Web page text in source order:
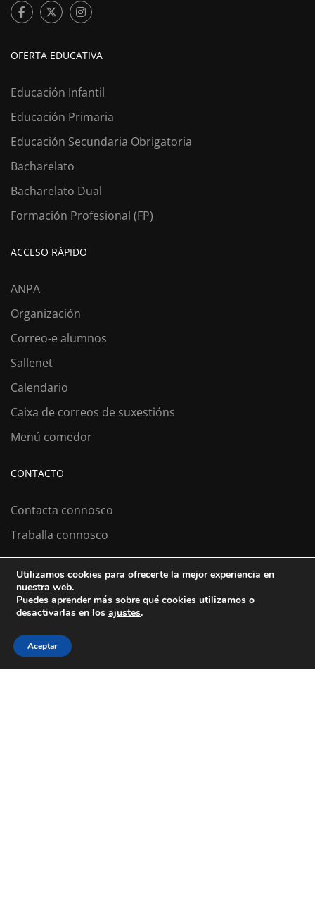
OFERTA EDUCATIVA
Educación Infantil
Educación Primaria
Educación Secundaria Obrigatoria
Bacharelato
Bacharelato Dual
Formación Profesional (FP)
ACCESO RÁPIDO
ANPA
Organización
Correo-e alumnos
Sallenet
Calendario
Caixa de correos de suxestións
Menú comedor
CONTACTO
Contacta connosco
Traballa connosco
Colexio La Salle Santiago
Aviso Legal
Política de cookies
Política de privacidad
Utilizamos cookies para ofrecerte la mejor experiencia en
nuestra web.
Puedes aprender más sobre qué cookies utilizamos o
desactivarlas en los ajustes.
Aceptar